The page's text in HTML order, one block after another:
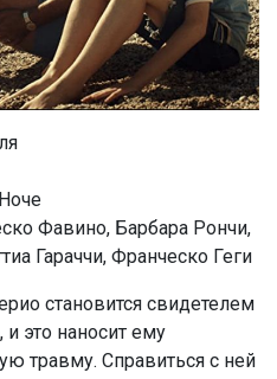
Фавино, Барбара Рончи,
Гараччи, Франческо Геги
становится свидетелем
это наносит ему
травму. Справиться с ней